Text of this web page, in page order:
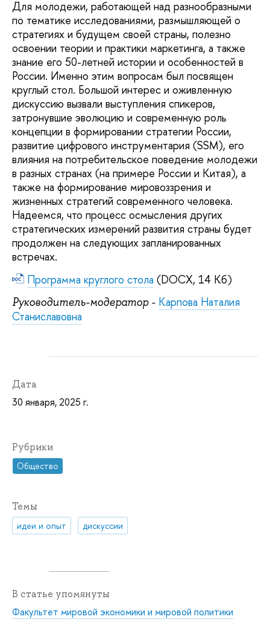
Для молодежи, работающей над разнообразными
по тематике исследованиями, размышляющей о
стратегиях и будущем своей страны, полезно
освоении теории и практики маркетинга, а также
знание его 50-летней истории и особенностей в
России. Именно этим вопросам был посвящен
круглый стол. Большой интерес и оживленную
дискуссию вызвали выступления спикеров,
затронувшие эволюцию и современную роль
концепции в формировании стратегии России,
развитие цифрового инструментария (SSM), его
влияния на потребительское поведение молодежи
в разных странах (на примере России и Китая), а
также на формирование мировоззрения и
жизненных стратегий современного человека.
Надеемся, что процесс осмысления других
стратегических измерений развития страны будет
продолжен на следующих запланированных
встречах.
Программа круглого стола (DOCX, 14 Кб)
Руководитель-модератор - Карпова Наталия
Станиславовна
Дата
30 января, 2025 г.
Рубрики
Общество
Темы
идеи и опыт дискуссии
В статье упомянуты
Факультет мировой экономики и мировой политики